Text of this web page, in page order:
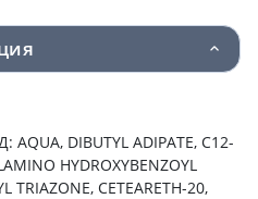
DIBUTYL ADIPATE, C12-
HYDROXYBENZOYL
TRIAZONE, CETEARETH-20,